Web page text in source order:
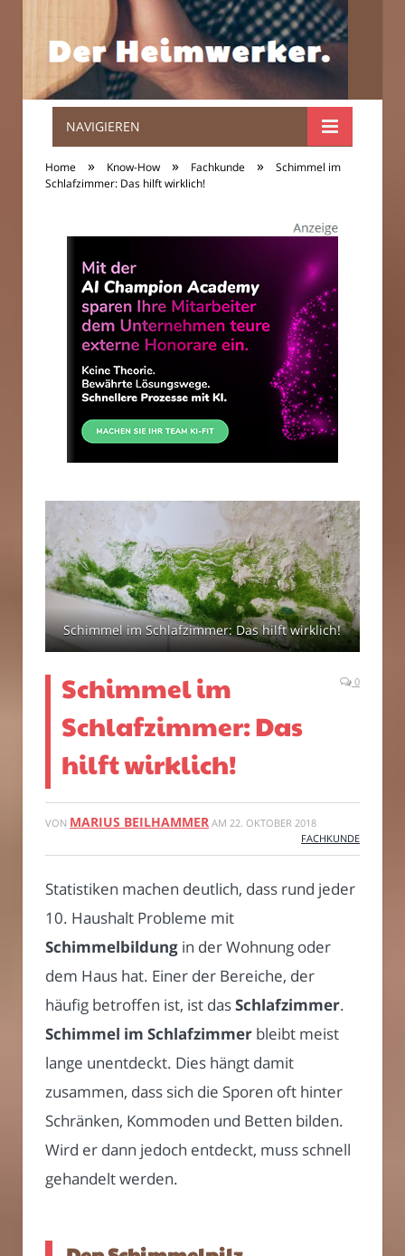
Der
Heimwerker.
NAVIGIEREN
Home » Know-How » Fachkunde »
Schimmel im
Schlafzimmer: Das hilft wirklich!
Schimmel im Schlafzimmer: Das hilft wirklich!
Schimmel im
Schlafzimmer: Das
hilft wirklich!
0
VON MARIUS BEILHAMMER AM 22. OKTOBER 2018
FACHKUNDE
Statistiken machen deutlich, dass rund jeder
10. Haushalt Probleme mit
Schimmelbildung in der Wohnung oder
dem Haus hat. Einer der Bereiche, der
häufig betroffen ist, ist dasSchlafzimmer.
Schimmel im Schlafzimmer bleibt meist
lange unentdeckt. Dies hängt damit
zusammen, dass sich die Sporen oft hinter
Schränken, Kommoden und Betten bilden.
Wird er dann jedoch entdeckt, muss schnell
gehandelt werden.